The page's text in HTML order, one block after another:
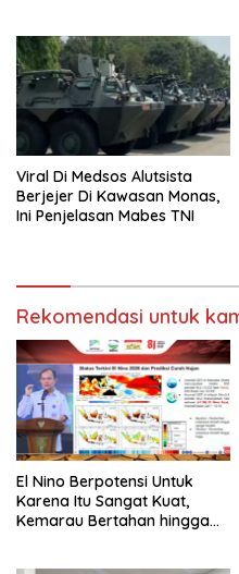
Viral Di Medsos Alutsista
Berjejer Di Kawasan Monas,
Ini Penjelasan Mabes TNI
Rekomendasi untuk
El Nino Berpotensi Untuk
Karena Itu Sangat Kuat,
Kemarau Bertahan hingga